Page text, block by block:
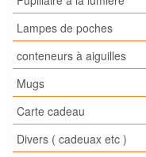
Lampes de poches
conteneurs à aiguilles
Mugs
Carte cadeau
Divers ( cadeuax etc )